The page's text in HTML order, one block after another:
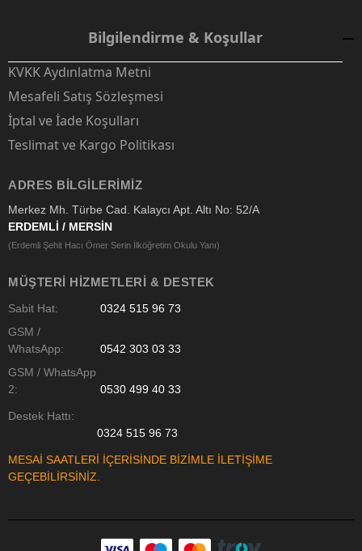
Bilgilendirme & Koşullar
KVKK Aydınlatma Metni
Mesafeli Satış Sözleşmesi
İptal ve İade Koşulları
Teslimat ve Kargo Politikası
ADRES BILGILERIMIZ
Merkez Mh. Türbe Cad. Kalaycı Apt. Altı No: 52/A
ERDEMLİ / MERSİN
(Erdemli Şehit Hacı Ömer Serin İlköğretim Okulu Yanı)
MÜŞTERI HIZMETLERI & DESTEK
Sabit Hat:
0324 515 96 73
GSM /
WhatsApp:
0542 303 03 33
GSM / WhatsApp
2:
0530 499 40 33
Destek Hattı:
0324 515 96 73
MESAİ SAATLERİ İÇERİSİNDE BİZİMLE İLETİŞİME
GEÇEBİLİRSİNİZ.